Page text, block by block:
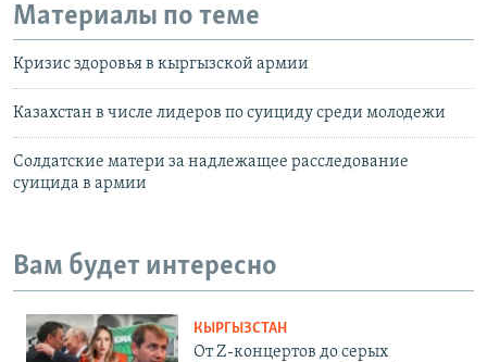
Материалы по теме
Кризис здоровья в кыргызской армии
Казахстан в числе лидеров по суициду среди молодежи
Солдатские матери за надлежащее расследование
суицида в армии
Вам будет интересно
КЫРГЫЗСТАН
От Z-концертов до серых